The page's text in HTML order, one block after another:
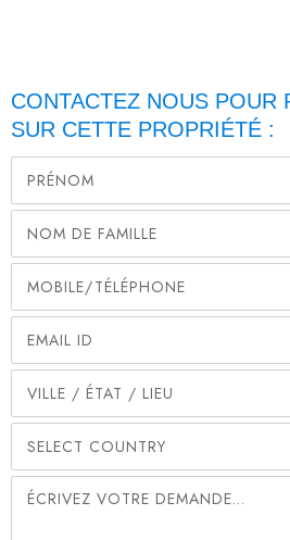
CONTACTEZ NOUS POUR
SUR CETTE PROPRIÉTÉ :